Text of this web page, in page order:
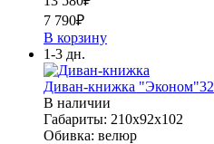
7 790₽
В корзину
1-3 дн.
Диван-книжка "Эконом"32
В наличии
Габариты: 210х92х102
Обивка: велюр